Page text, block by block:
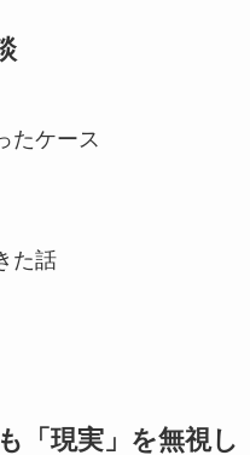
たケース
た話
「現実」を無視し